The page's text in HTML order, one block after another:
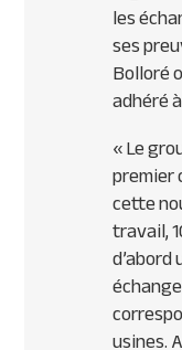
les
ses
Bolloré
adhéré
«Le
premier
cette
travail,
usines.